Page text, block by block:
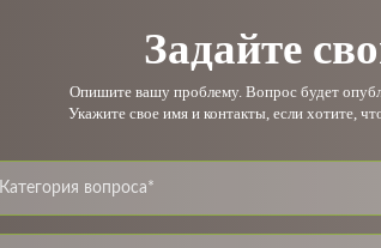
Задайте
Опишите вашу проблему. Вопрос будет
Укажите свое имя и контакты, если хотите,
Категория вопроса*